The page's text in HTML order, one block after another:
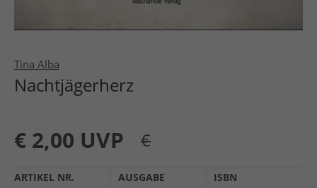
Tina Alba
Nachtjägerherz
€ 2,00 UVP €
ARTIKEL NR.
AUSGABE
ISBN